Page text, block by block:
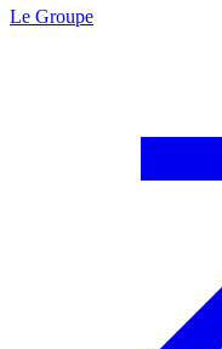
Le Groupe